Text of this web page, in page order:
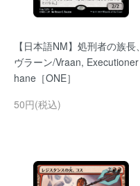
【日本語NM】処刑者の族長、
ヴラーン/Vraan,
hane［ONE］
50円(税込)